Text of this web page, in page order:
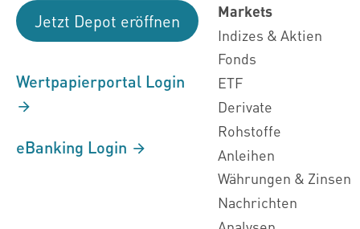
Jetzt Depot eröffnen
Wertpapierportal Login
eBanking Login
Markets
Indizes & Aktien
Fonds
ETF
Derivate
Rohstoffe
Anleihen
Währungen & Zinsen
Nachrichten